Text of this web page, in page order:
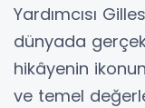
Yardımcısı
dünyada
hikâyenin
ve temel